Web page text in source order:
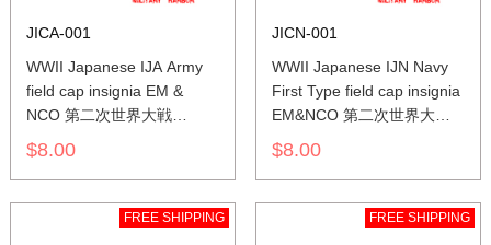
JICA-001
WWII Japanese IJA Army
field cap insignia EM &
NCO 第二次世界大戦
日本帝国陸軍 兵用
下士官略帽の帽章
$8.00
JICN-001
WWII Japanese IJN Navy
First Type field cap insignia
EM&NCO 第二次世界大戦
日本帝国海軍 一種兵用
下士官略帽の帽章 機械刺繍
$8.00
FREE SHIPPING FREE SHIPPING